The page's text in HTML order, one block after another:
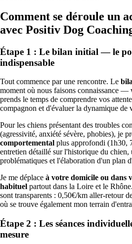
Comment se déroule un
avec Positiv Dog
Étape 1 : Le bilan initial — le
indispensable
Tout commence par une rencontre. Le
moment où nous faisons connaissance —
prends le temps de comprendre vos
compagnon et d'évaluer la dynamique de
Pour les chiens présentant des troubles
(agressivité, anxiété sévère, phobies), je
comportemental plus approfondi (1h30,
entretien détaillé sur l'historique du chien,
problématiques et l'élaboration d'un plan
Je me déplace à votre domicile ou dans
habituel partout dans la Loire et le
sont transparents : 0,50€/km aller-retour
où se trouve également mon terrain
Étape 2 : Les séances
mesure